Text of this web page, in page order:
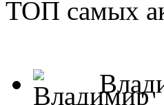
ТОП самых